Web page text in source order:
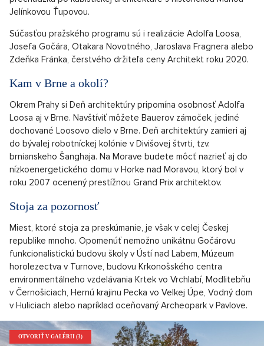
Jelínkovou Ťupovou.
Súčasťou pražského programu sú i realizácie Adolfa Loosa,
Josefa Gočára, Otakara Novotného, Jaroslava Fragnera alebo
Zdeňka Fránka, čerstvého držiteľa ceny Architekt roku 2020.
Kam v Brne a okolí?
Okrem Prahy si Deň architektúry pripomína osobnosť Adolfa
Loosa aj v Brne. Navštíviť môžete Bauerov zámoček, jediné
dochované Loosovo dielo v Brne. Deň architektúry zamieri aj
do bývalej robotníckej kolónie v Divišovej štvrti, tzv.
brnianskeho Šanghaja. Na Morave budete môcť nazrieť aj do
nízkoenergetického domu v Horke nad Moravou, ktorý bol v
roku 2007 ocenený prestížnou Grand Prix architektov.
Stoja za pozornosť
Miest, ktoré stoja za preskúmanie, je však v celej Českej
republike mnoho. Opomenúť nemožno unikátnu Gočárovu
funkcionalistickú budovu školy v Ústí nad Labem, Múzeum
horolezectva v Turnove, budovu Krkonošského centra
environmentálneho vzdelávania Krtek vo Vrchlabí, Modlitebňu
v Černošiciach, Hernú krajinu Pecka vo Velkej Úpe, Vodný dom
v Huliciach alebo napríklad oceňovaný Archeopark v Pavlove.
OTVORIŤ V GALÉRII (3)